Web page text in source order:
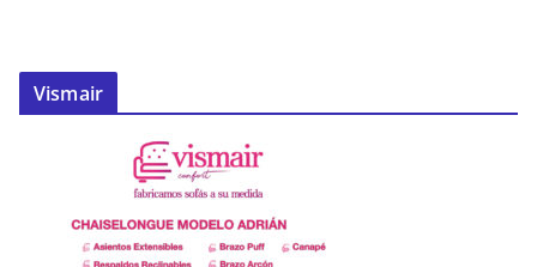
Vismair